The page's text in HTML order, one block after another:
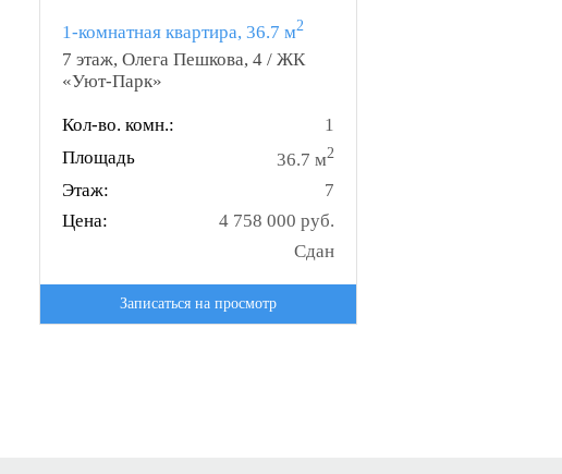
1-комнатная квартира, 36.7 м2
7 этаж, Олега Пешкова, 4 / ЖК
«Уют-Парк»
Кол-во. комн.:
1
Площадь
36.7 м2
Этаж:
7
Цена:
4 758 000 руб.
Сдан
Записаться на просмотр